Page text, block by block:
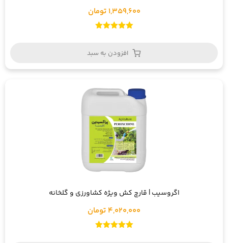
1,359,600 تومان
افزودن به سبد
اگروسیب | قارچ کش ویژه کشاورزی و گلخانه
4,020,000 تومان